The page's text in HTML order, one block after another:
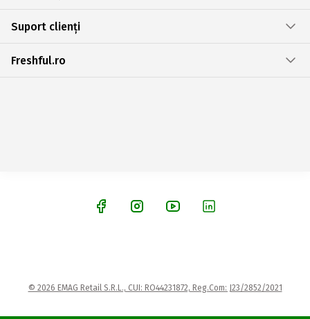
Suport clienți
Freshful.ro
© 2026 EMAG Retail S.R.L., CUI: RO44231872, Reg.Com: J23/2852/2021